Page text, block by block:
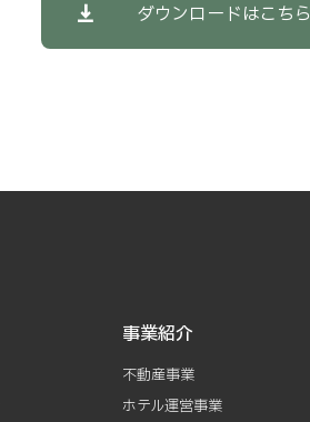
ダウンロードはこちら
事業紹介
不動産事業
ホテル運営事業